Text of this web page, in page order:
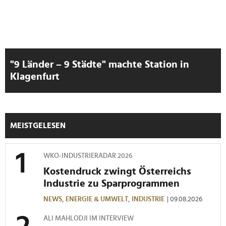
"9 Länder – 9 Städte" machte Station in
Klagenfurt
MEISTGELESEN
WKO-INDUSTRIERADAR 2026
Kostendruck zwingt Österreichs
Industrie zu Sparprogrammen
NEWS, ENERGIE & UMWELT, INDUSTRIE | 09.08.2026
ALI MAHLODJI IM INTERVIEW